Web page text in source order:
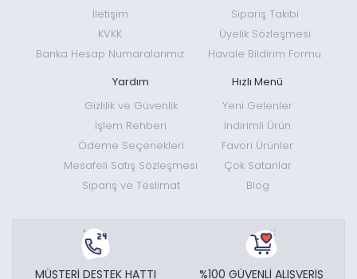
İletişim
KVKK
Banka Hesap Numaralarımız
Sipariş Takibi
Üyelik Sözleşmesi
Havale Bildirim Formu
Yardım
Gizlilik ve Güvenlik
İşlem Rehberi
Ödeme Seçenekleri
Mesafeli Satış Sözleşmesi
Sipariş ve Teslimat
Hızlı Menü
Yeni Gelenler
İndirimli Ürün
Favori Ürünler
Çok Satanlar
Blog
MÜŞTERİ DESTEK HATTI %100 GÜVENLİ ALIŞVERİŞ